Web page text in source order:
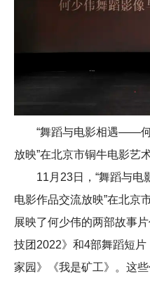
“舞蹈与电影相遇——何
放映”在北京市铜牛电影艺
11月23日，“舞蹈与电
电影作品交流放映”在北京
展映了何少伟的两部故事
技团2022》和4部舞蹈短
家园》《我是矿工》。这